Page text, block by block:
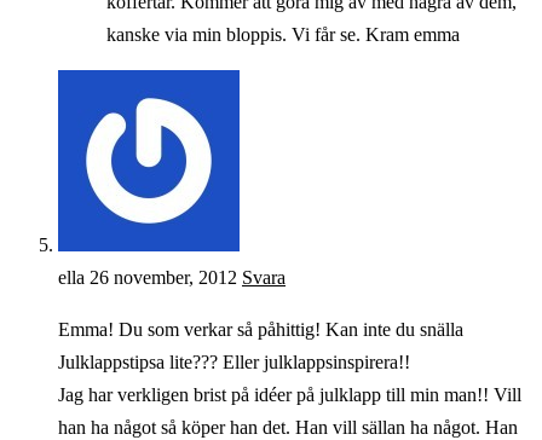
kanske via min bloppis. Vi får se. Kram emma
ella 26 november, 2012 Svara
Emma! Du som verkar så påhittig! Kan inte du snälla
Julklappstipsa lite??? Eller julklappsinspirera!!
Jag har verkligen brist på idéer på julklapp till min man!! Vill
han ha något så köper han det. Han vill sällan ha något. Han